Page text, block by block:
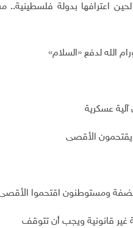
اعترافها بدولة فلسطينية..
الله لدفع «السلام»
عسكرية
الأقصى
ومستوطنون اقتحموا
غير قانونية ويجب أن تتوقف